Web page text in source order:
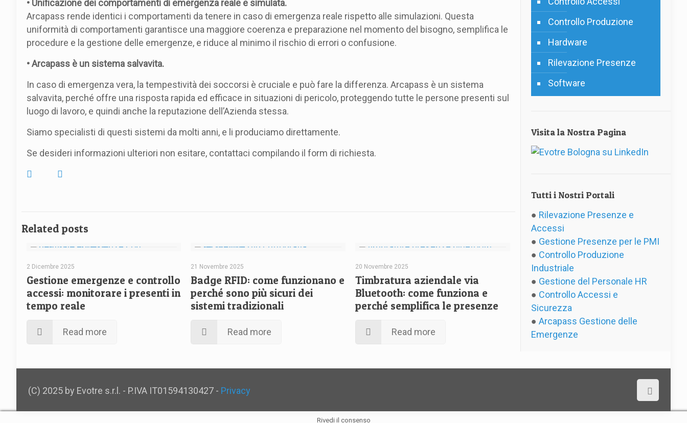
• Unificazione dei comportamenti di emergenza reale e simulata.
Arcapass rende identici i comportamenti da tenere in caso di emergenza reale rispetto alle simulazioni. Questa
uniformità di comportamenti garantisce una maggiore coerenza e preparazione nel momento del bisogno, semplifica le
procedure e la gestione delle emergenze, e riduce al minimo il rischio di errori o confusione.
• Arcapass è un sistema salvavita.
In caso di emergenza vera, la tempestività dei soccorsi è cruciale e può fare la differenza. Arcapass è un sistema
salvavita, perché offre una risposta rapida ed efficace in situazioni di pericolo, proteggendo tutte le persone presenti sul
luogo di lavoro, e quindi anche la reputazione dell’Azienda stessa.
Siamo specialisti di questi sistemi da molti anni, e li produciamo direttamente.
Se desideri informazioni ulteriori non esitare, contattaci compilando il form di richiesta.
Related posts
2 Dicembre 2025
Gestione emergenze e controllo
accessi: monitorare i presenti in
tempo reale
Read more
21 Novembre 2025
Badge RFID: come funzionano e
perché sono più sicuri dei
sistemi tradizionali
Read more
20 Novembre 2025
Timbratura aziendale via
Bluetooth: come funziona e
perché semplifica le presenze
Read more
Controllo Produzione
Hardware
Rilevazione Presenze
Software
Visita la Nostra Pagina
Tutti i Nostri Portali
● Rilevazione Presenze e
Accessi
● Gestione Presenze per le PMI
● Controllo Produzione
Industriale
● Gestione del Personale HR
● Controllo Accessi e
Sicurezza
● Arcapass Gestione delle
Emergenze
(C) 2025 by Evotre s.r.l. - P.IVA IT01594130427 - Privacy
Rivedi il consenso